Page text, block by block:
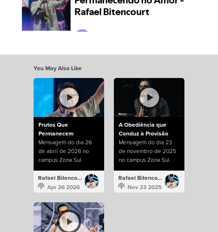
You May Also Like
Frutos Que
Permanecem
Mensagem do dia 26
de abril de 2026 no
campus Zona Sul.
Rafael Bitencourt
Apr 26 2026
A Obediência que
Conduz à Provisão
Mensagem do dia 23
de novembro de 2025
no campus Zona Sul.
Rafael Bitencourt
Nov 23 2025